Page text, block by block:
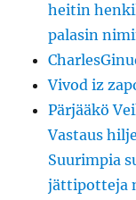
heitin
palasin
Vivod iz
Pärjääkö
Vastaus
Suurimpia
jättipotteja